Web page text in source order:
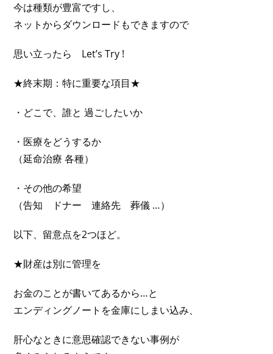
今は種類が豊富ですし、
ネットからダウンロードもできますので
思い立ったら Let’s Try !
★終末期：特に重要な項目★
・どこで、誰と 過ごしたいか
・医療をどうするか
（延命治療 各種）
・その他の希望
（告知 ドナー 連絡先 葬儀 …）
以下、留意点を2つほど。
★財産は別に管理を
お金のことが書いてあるから…と
エンディングノートを金庫にしまい込み、
肝心なときに意思確認できない事例が